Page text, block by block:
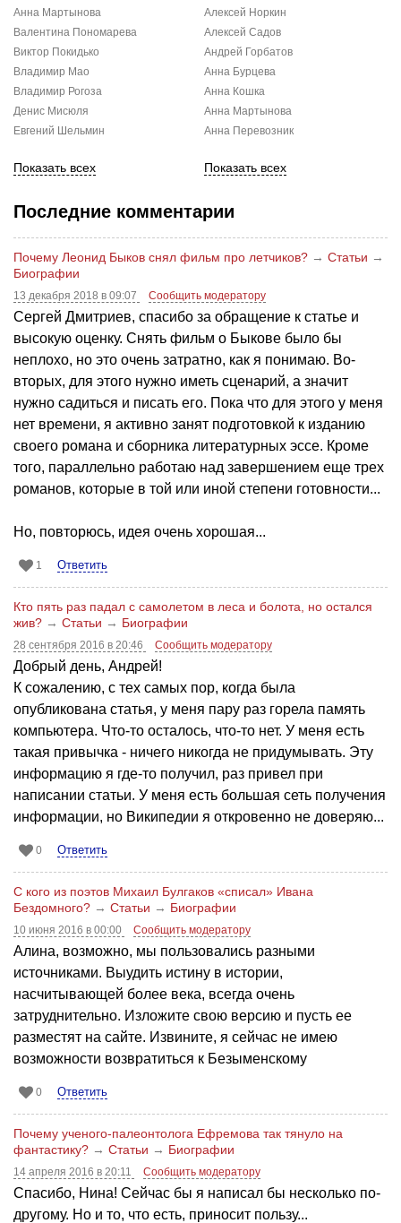
Анна Мартынова
Валентина Пономарева
Виктор Покидько
Владимир Мао
Владимир Рогоза
Денис Мисюля
Евгений Шельмин
Показать всех
Алексей Норкин
Алексей Садов
Андрей Горбатов
Анна Бурцева
Анна Кошка
Анна Мартынова
Анна Перевозник
Показать всех
Последние комментарии
Почему Леонид Быков снял фильм про летчиков? → Статьи →
Биографии
13 декабря 2018 в 09:07 Сообщить модератору
Сергей Дмитриев, спасибо за обращение к статье и
высокую оценку. Снять фильм о Быкове было бы
неплохо, но это очень затратно, как я понимаю. Во-
вторых, для этого нужно иметь сценарий, а значит
нужно садиться и писать его. Пока что для этого у меня
нет времени, я активно занят подготовкой к изданию
своего романа и сборника литературных эссе. Кроме
того, параллельно работаю над завершением еще трех
романов, которые в той или иной степени готовности...
Но, повторюсь, идея очень хорошая...
1 Ответить
Кто пять раз падал с самолетом в леса и болота, но остался
жив? → Статьи → Биографии
28 сентября 2016 в 20:46 Сообщить модератору
Добрый день, Андрей!
К сожалению, с тех самых пор, когда была
опубликована статья, у меня пару раз горела память
компьютера. Что-то осталось, что-то нет. У меня есть
такая привычка - ничего никогда не придумывать. Эту
информацию я где-то получил, раз привел при
написании статьи. У меня есть большая сеть получения
информации, но Википедии я откровенно не доверяю...
0 Ответить
С кого из поэтов Михаил Булгаков «списал» Ивана
Бездомного? → Статьи → Биографии
10 июня 2016 в 00:00 Сообщить модератору
Алина, возможно, мы пользовались разными
источниками. Выудить истину в истории,
насчитывающей более века, всегда очень
затруднительно. Изложите свою версию и пусть ее
разместят на сайте. Извините, я сейчас не имею
возможности возвратиться к Безыменскому
0 Ответить
Почему ученого-палеонтолога Ефремова так тянуло на
фантастику? → Статьи → Биографии
14 апреля 2016 в 20:11 Сообщить модератору
Спасибо, Нина! Сейчас бы я написал бы несколько по-
другому. Но и то, что есть, приносит пользу...